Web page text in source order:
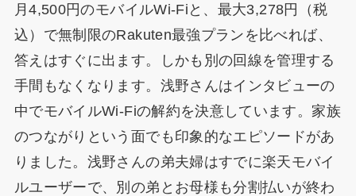
月4,500円のモバイルWi-Fiと、最大3,278円（税
込）で無制限のRakuten最強プランを比べれば、
答えはすぐに出ます。しかも別の回線を管理する
手間もなくなります。浅野さんはインタビューの
中でモバイルWi-Fiの解約を決意しています。家族
のつながりという面でも印象的なエピソードがあ
りました。浅野さんの弟夫婦はすでに楽天モバイ
ルユーザーで、別の弟とお母様も分割払いが終わ